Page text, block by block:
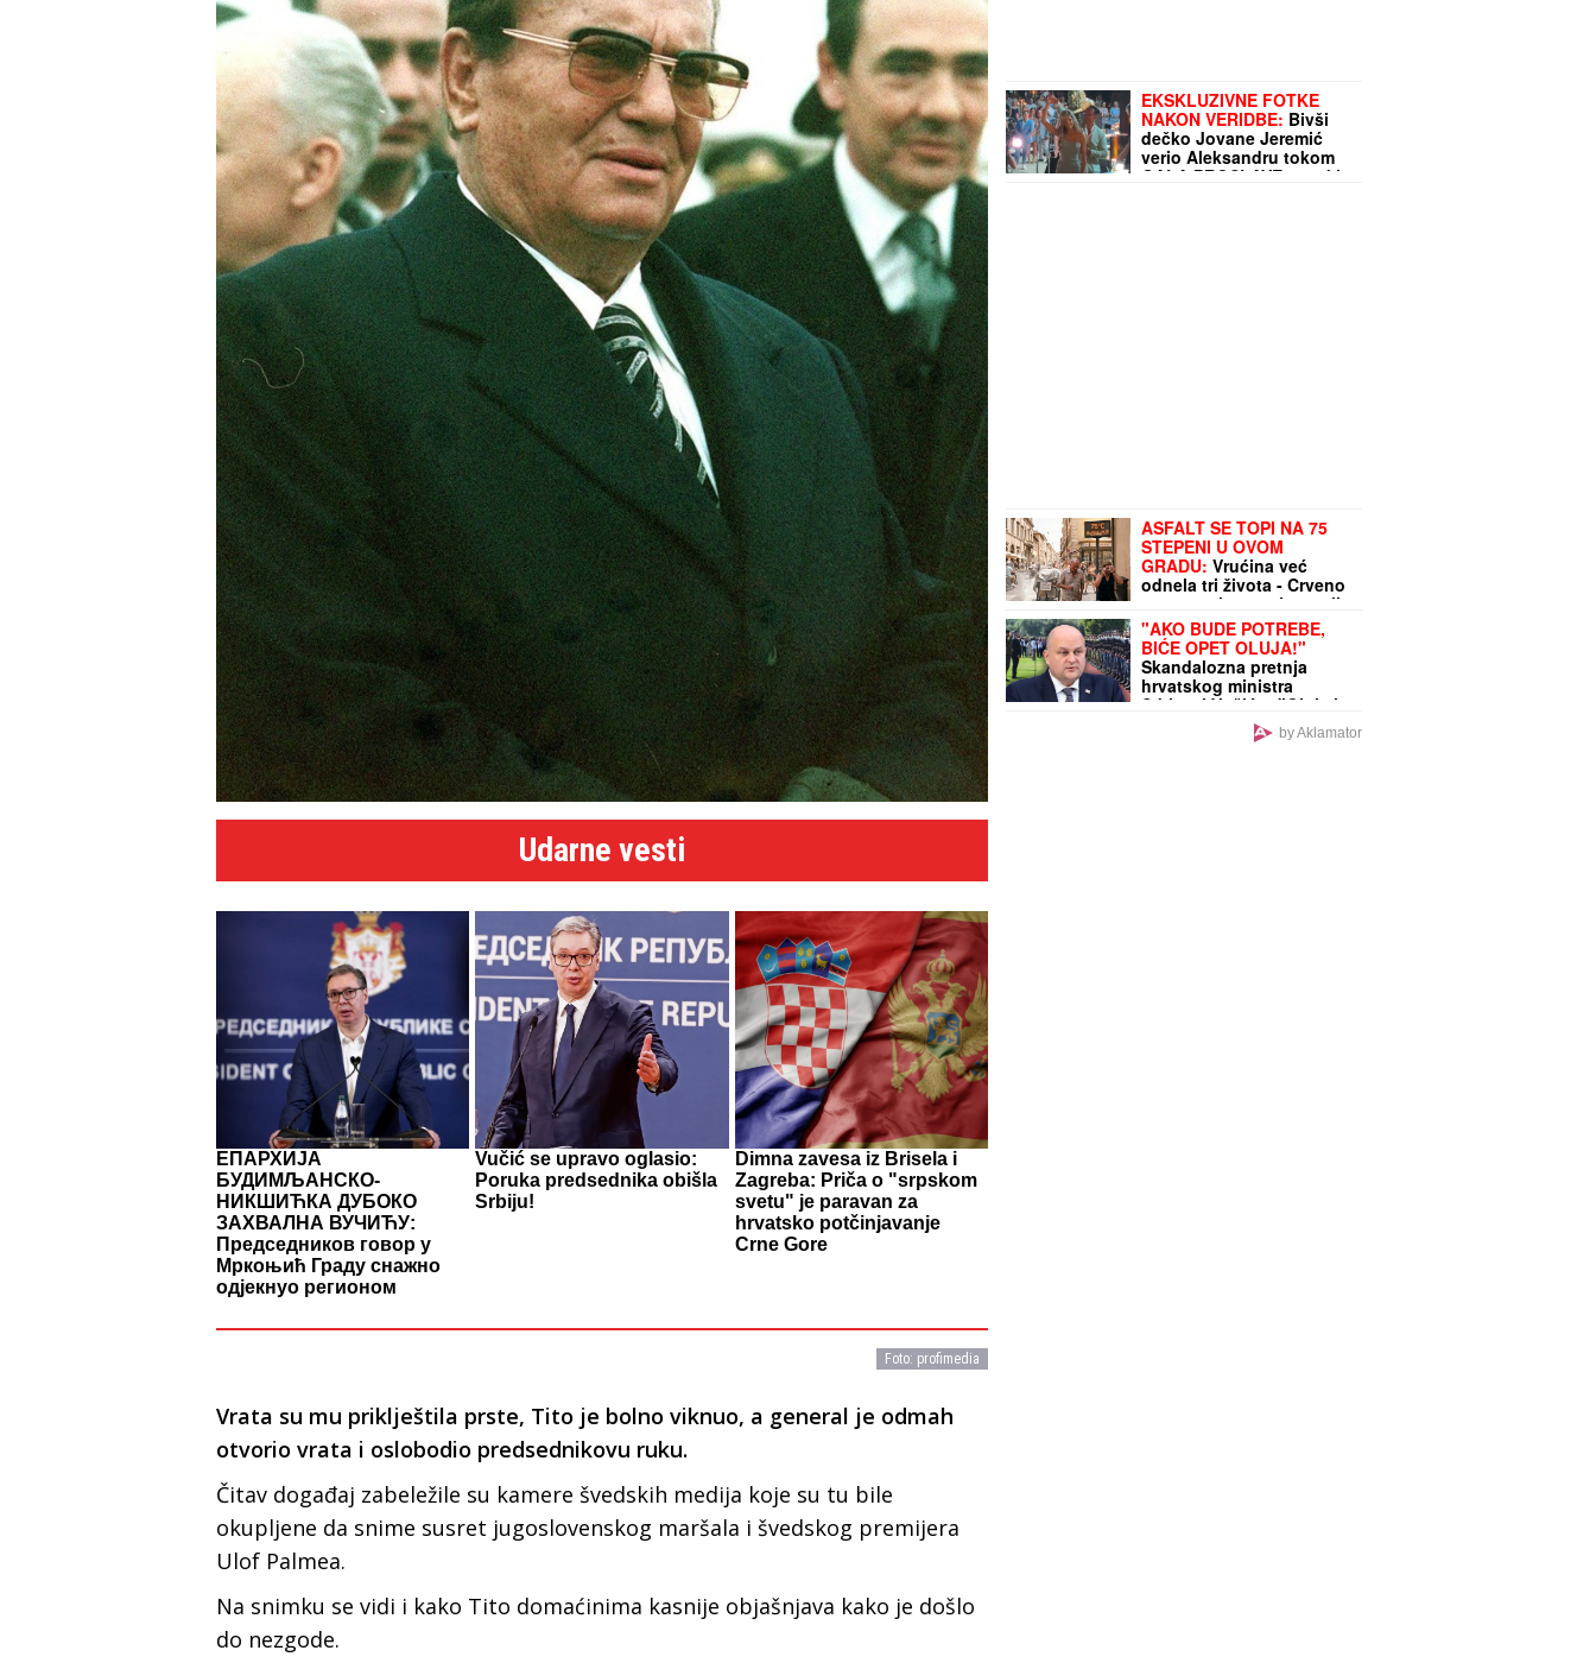
Foto: profimedia
Udarne vesti
ЕПАРХИЈА
БУДИМЉАНСКО-
НИКШИЋКА ДУБОКО
ЗАХВАЛНА ВУЧИЋУ:
Председников говор у
Мркоњић Граду снажно
одјекнуо регионом
Vučić se upravo oglasio:
Poruka predsednika obišla
Srbiju!
Dimna zavesa iz Brisela i
Zagreba: Priča o "srpskom
svetu" je paravan za
hrvatsko potčinjavanje
Crne Gore
Vrata su mu priklještila prste, Tito je bolno viknuo, a general je odmah
otvorio vrata i oslobodio predsednikovu ruku.
Čitav događaj zabeležile su kamere švedskih medija koje su tu bile
okupljene da snime susret jugoslovenskog maršala i švedskog premijera
Ulof Palmea.
Na snimku se vidi i kako Tito domaćinima kasnije objašnjava kako je došlo
do nezgode.
EKSKLUZIVNE FOTKE
NAKON VERIDBE: Bivši
dečko Jovane Jeremić
verio Aleksandru tokom
GALA PROSLAVE - svaki
ASFALT SE TOPI NA 75
STEPENI U OVOM
GRADU: Vrućina već
odnela tri života - Crveno
upozorenje za celu zemlju
"AKO BUDE POTREBE,
BIĆE OPET OLUJA!"
Skandalozna pretnja
hrvatskog ministra
Srbima i Vučiću: "Oluja je
najsvetliji deo našeby Aklamator